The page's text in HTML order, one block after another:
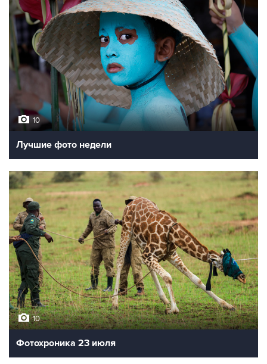
10
Лучшие фото недели
10
Фотохроника 23 июля